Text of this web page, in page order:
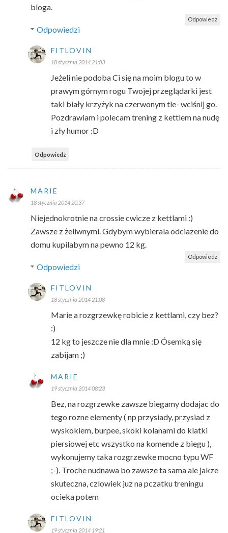
bloga.
Odpowiedz
Odpowiedzi
FITLOVIN
18 stycznia 2014 21:03
Jeżeli nie podoba Ci się na moim blogu to w
prawym górnym rogu Twojej przeglądarki jest
taki biały krzyżyk na czerwonym tle- wciśnij go.
Pozdrawiam i polecam trening z kettlem na nudę
i zły humor :D
Odpowiedz
MARIE
18 stycznia 2014 20:37
Niejednokrotnie na crossie cwicze z kettlami :)
Zawsze z żeliwnymi. Gdybym wybierala odciazenie do
domu kupilabym na pewno 12 kg.
Odpowiedz
Odpowiedzi
FITLOVIN
18 stycznia 2014 21:08
Marie a rozgrzewkę robicie z kettlami, czy bez?
:)
12 kg to jeszcze nie dla mnie :D Ósemką się
zabijam ;)
MARIE
19 stycznia 2014 08:23
Bez, na rozgrzewke zawsze biegamy dodajac do
tego rozne elementy ( np przysiady, przysiad z
wyskokiem, burpee, skoki kolanami do klatki
piersiowej etc wszystko na komende z biegu ),
wykonujemy taka rozgrzewke mocno typu WF
;-). Troche nudnawa bo zawsze ta sama ale jakze
skuteczna, czlowiek juz na pczatku treningu
ocieka potem
FITLOVIN
19 stycznia 2014 19:21